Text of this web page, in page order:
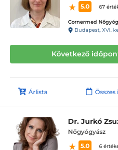
5.0
67
Budapest, XVI.
Következő
Árlista
Dr. Jurkó
Nőgyógyász
5.0
6